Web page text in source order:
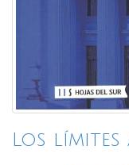
Los